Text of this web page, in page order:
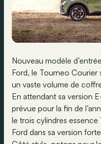
Nouveau modèle
Ford, le Tourneo Courier
un vaste volume de
En attendant sa version
prévue pour la fin de
le trois cylindres
Ford dans sa version